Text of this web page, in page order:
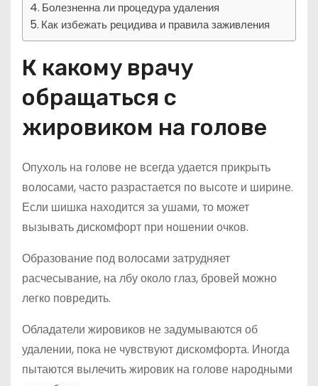
Болезненна ли процедура удаления
Как избежать рецидива и правила заживления
К какому врачу
обращаться с
жировиком на голове
Опухоль на голове не всегда удается прикрыть
волосами, часто разрастается по высоте и ширине.
Если шишка находится за ушами, то может
вызывать дискомфорт при ношении очков.
Образование под волосами затрудняет
расчесывание, на лбу около глаз, бровей можно
легко повредить.
Обладатели жировиков не задумываются об
удалении, пока не чувствуют дискомфорта. Иногда
пытаются вылечить жировик на голове народными